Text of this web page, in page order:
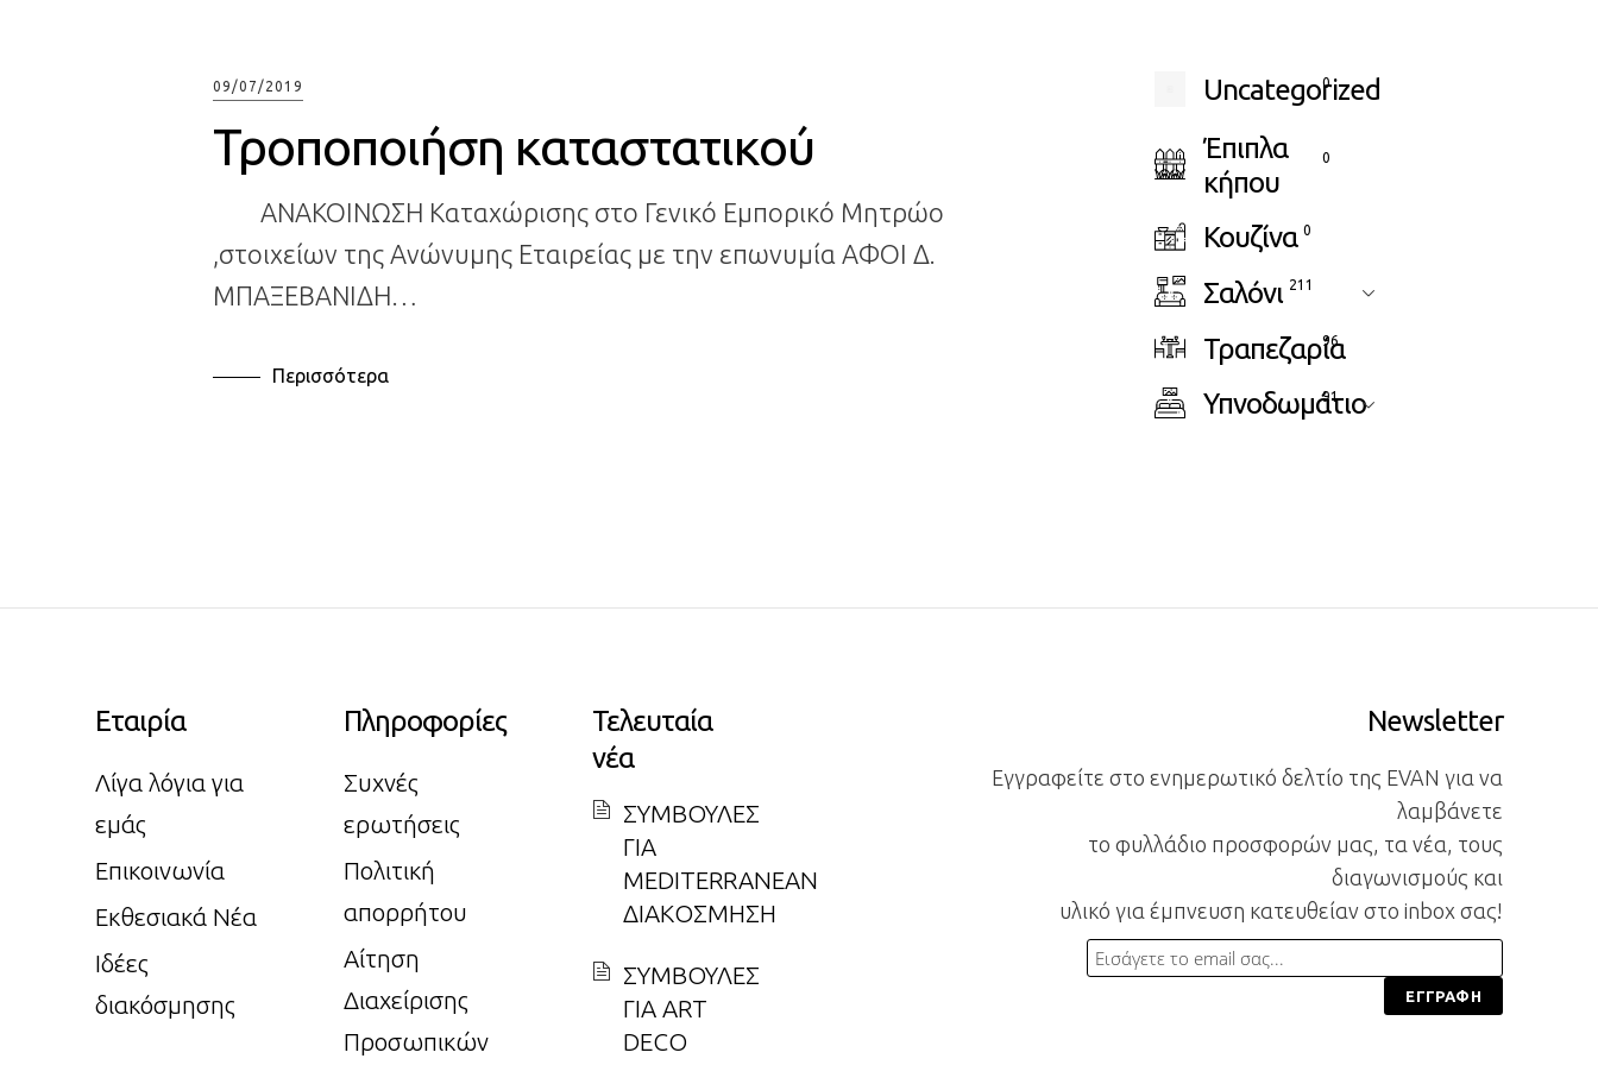
09/07/2019
Τροποποιήση καταστατικού
ΑΝΑΚΟΙΝΩΣΗ Καταχώρισης στο Γενικό Εμπορικό Μητρώο
,στοιχείων της Ανώνυμης Εταιρείας με την επωνυμία ΑΦΟΙ Δ.
ΜΠΑΞΕΒΑΝΙΔΗ…
Περισσότερα
Uncategorized
0
Έπιπλα
κήπου
0
Κουζίνα 0
Σαλόνι 211
Τραπεζαρία
96
Υπνοδωμάτιο
91
Εταιρία
Λίγα λόγια για
εμάς
Επικοινωνία
Εκθεσιακά Νέα
Ιδέες
διακόσμησης
Πληροφορίες
Συχνές
ερωτήσεις
Πολιτική
απορρήτου
Αίτηση
Διαχείρισης
Προσωπικών
Τελευταία
νέα
ΣΥΜΒΟΥΛΕΣ
ΓΙΑ
MEDITERRANEAN
ΔΙΑΚΟΣΜΗΣΗ
ΣΥΜΒΟΥΛΕΣ
ΓΙΑ ART
DECO
Newsletter
Εγγραφείτε στο ενημερωτικό δελτίο της EVAN για να
λαμβάνετε
το φυλλάδιο προσφορών μας, τα νέα, τους
διαγωνισμούς και
υλικό για έμπνευση κατευθείαν στο inbox σας!